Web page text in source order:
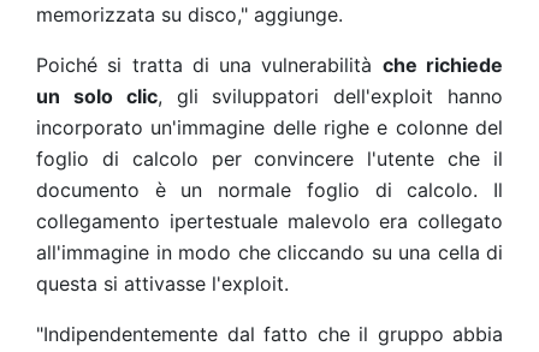
memorizzata su disco," aggiunge.
Poiché si tratta di una vulnerabilità che richiede
un solo clic, gli sviluppatori dell'exploit hanno
incorporato un'immagine delle righe e colonne del
foglio di calcolo per convincere l'utente che il
documento è un normale foglio di calcolo. Il
collegamento ipertestuale malevolo era collegato
all'immagine in modo che cliccando su una cella di
questa si attivasse l'exploit.
"Indipendentemente dal fatto che il gruppo abbia